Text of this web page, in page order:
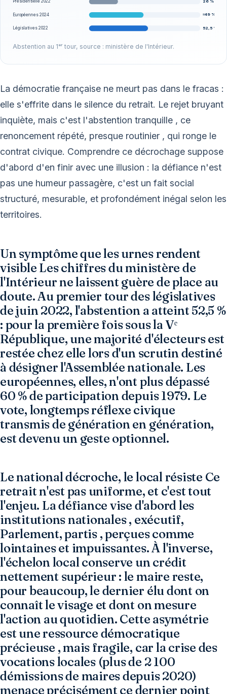
Présidentielle 2022 26 %
Européennes 2024 ≈49 %
Législatives 2022 52,5 %
Abstention au 1ᵉʳ tour, source : ministère de l'Intérieur.
La démocratie française ne meurt pas dans le fracas :
elle s'effrite dans le silence du retrait. Le rejet bruyant
inquiète, mais c'est l'abstention tranquille , ce
renoncement répété, presque routinier , qui ronge le
contrat civique. Comprendre ce décrochage suppose
d'abord d'en finir avec une illusion : la défiance n'est
pas une humeur passagère, c'est un fait social
structuré, mesurable, et profondément inégal selon les
territoires.
Un symptôme que les urnes rendent
visible Les chiffres du ministère de
l'Intérieur ne laissent guère de place au
doute. Au premier tour des législatives
de juin 2022, l'abstention a atteint 52,5 %
: pour la première fois sous la Vᵉ
République, une majorité d'électeurs est
restée chez elle lors d'un scrutin destiné
à désigner l'Assemblée nationale. Les
européennes, elles, n'ont plus dépassé
60 % de participation depuis 1979. Le
vote, longtemps réflexe civique
transmis de génération en génération,
est devenu un geste optionnel.
Le national décroche, le local résiste Ce
retrait n'est pas uniforme, et c'est tout
l'enjeu. La défiance vise d'abord les
institutions nationales , exécutif,
Parlement, partis , perçues comme
lointaines et impuissantes. À l'inverse,
l'échelon local conserve un crédit
nettement supérieur : le maire reste,
pour beaucoup, le dernier élu dont on
connaît le visage et dont on mesure
l'action au quotidien. Cette asymétrie
est une ressource démocratique
précieuse , mais fragile, car la crise des
vocations locales (plus de 2 100
démissions de maires depuis 2020)
menace précisément ce dernier point